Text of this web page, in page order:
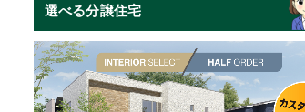
選べる分譲住宅